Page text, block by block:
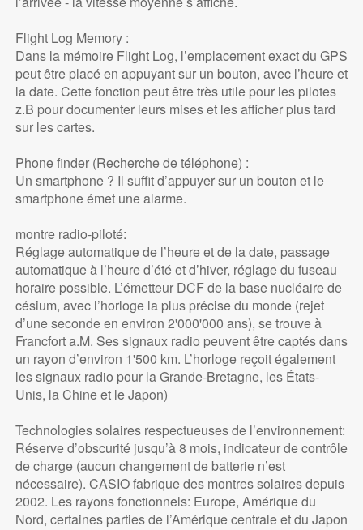
Flight Log Memory :
Dans la mémoire Flight Log, l’emplacement exact du GPS
peut être placé en appuyant sur un bouton, avec l’heure et
la date. Cette fonction peut être très utile pour les pilotes
z.B pour documenter leurs mises et les afficher plus tard
sur les cartes.
Phone finder (Recherche de téléphone) :
Un smartphone ? Il suffit d’appuyer sur un bouton et le
smartphone émet une alarme.
montre radio-piloté:
Réglage automatique de l’heure et de la date, passage
automatique à l’heure d’été et d’hiver, réglage du fuseau
horaire possible. L’émetteur DCF de la base nucléaire de
césium, avec l’horloge la plus précise du monde (rejet
d’une seconde en environ 2'000'000 ans), se trouve à
Francfort a.M. Ses signaux radio peuvent être captés dans
un rayon d’environ 1'500 km. L’horloge reçoit également
les signaux radio pour la Grande-Bretagne, les États-
Unis, la Chine et le Japon)
Technologies solaires respectueuses de l’environnement:
Réserve d’obscurité jusqu’à 8 mois, indicateur de contrôle
de charge (aucun changement de batterie n’est
nécessaire). CASIO fabrique des montres solaires depuis
2002. Les rayons fonctionnels: Europe, Amérique du
Nord, certaines parties de l’Amérique centrale et du Japon